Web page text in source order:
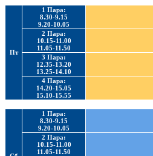
Пт
1 Пара:
8.30-9.15
9.20-10.05
2 Пара:
10.15-11.00
11.05-11.50
3 Пара:
12.35-13.20
13.25-14.10
4 Пара:
14.20-15.05
15.10-15.55
1 Пара:
8.30-9.15
9.20-10.05
2 Пара:
10.15-11.00
11.05-11.50